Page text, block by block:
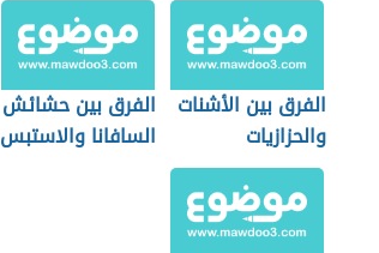
الفرق بين الأشنات
والحزازيات
الفرق بين حشائش
السافانا والاستبس